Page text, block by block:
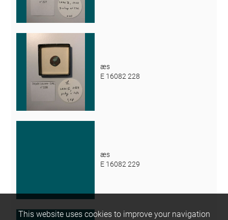
æs
E 16082 228
æs
E 16082 229
This website uses cookies to improve your navigation